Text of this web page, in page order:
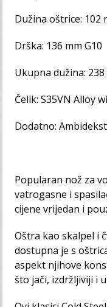
Dužina oštrice: 102
Drška: 136 mm G10
Ukupna dužina: 238
Čelik: S35VN Alloy
Dodatno:
Popularan nož za
vatrogasne i
cijene vrijedan i
Oštra kao skalpel i
dostupna je s
aspekt njihove
što jači, izdržljiviji i